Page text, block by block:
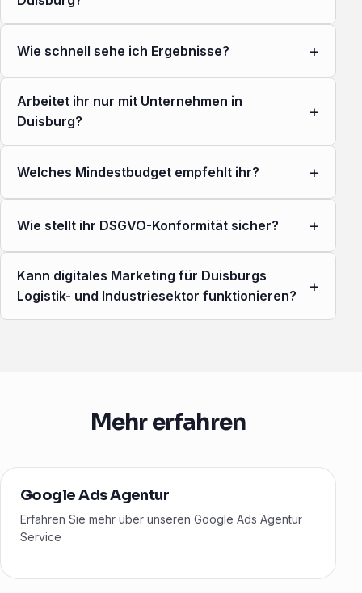
Wie schnell sehe ich Ergebnisse? +
Arbeitet ihr nur mit Unternehmen in
Duisburg?
+
Welches Mindestbudget empfehlt ihr? +
Wie stellt ihr DSGVO-Konformität sicher? +
Kann digitales Marketing für Duisburgs
Logistik- und Industriesektor funktionieren?
+
Mehr erfahren
Google Ads Agentur
Erfahren Sie mehr über unseren Google Ads Agentur
Service